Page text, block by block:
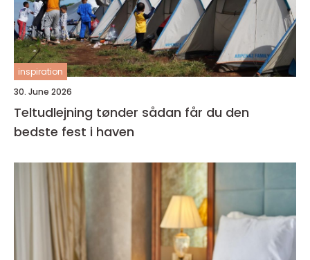
inspiration
30. June 2026
Teltudlejning tønder sådan får du den
bedste fest i haven